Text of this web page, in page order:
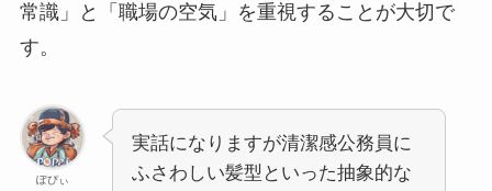
常識」と「職場の空気」を重視することが大切で
す。
ぽぴぃ
実話になりますが清潔感公務員に
ふさわしい髪型といった抽象的な